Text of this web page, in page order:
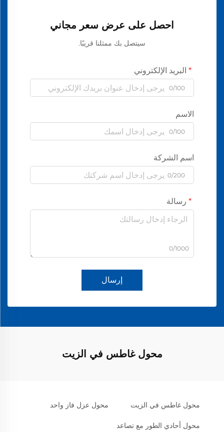
احصل على عرض سعر مجاني
سيتصل بك ممثلنا قريبًا.
البريد الإلكتروني
0/100
الاسم
0/100
اسم الشركة
0/200
رسالة
0/1000
إرسال
محول غاطس في الزيت
محول غاطس في الزيت محول عزل فاز واحد
محول أحادي الطور مع تصاعد